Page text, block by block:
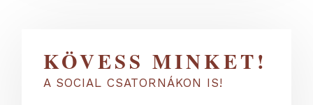
KÖVESS MINKET!
A SOCIAL CSATORNÁKON IS!